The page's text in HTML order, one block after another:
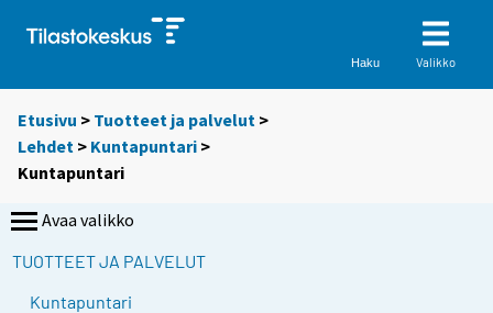
Haku Valikko
Etusivu > Tuotteet ja palvelut >
Lehdet > Kuntapuntari >
Kuntapuntari
Avaa valikko
TUOTTEET JA PALVELUT
Kuntapuntari